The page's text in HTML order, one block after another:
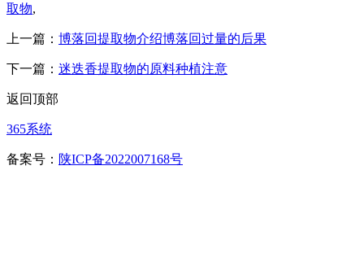
取物,
上一篇： 博落回提取物介绍博落回过量的后果
下一篇： 迷迭香提取物的原料种植注意
返回顶部
365系统
备案号： 陕ICP备2022007168号